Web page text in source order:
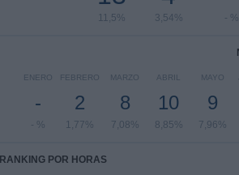
11,5% 3,54% - %
ENERO
-
- %
FEBRERO
2
1,77%
MARZO
8
7,08%
ABRIL
10
8,85%
MAYO
9
7,96%
RANKING POR HORAS